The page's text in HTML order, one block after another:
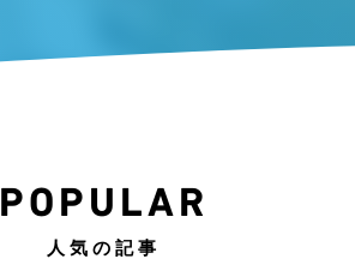
POPULAR
人気の記事